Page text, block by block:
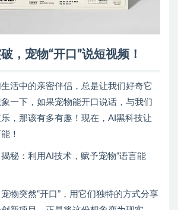
，宠物“开口”说短视频！
活中的亲密伴侣，总是让我们好奇它
一下，如果宠物能开口说话，与我们
，那该有多有趣！现在，AI黑科技让
！
秘：利用AI技术，赋予宠物“语言能
物突然“开口”，用它们独特的方式分享